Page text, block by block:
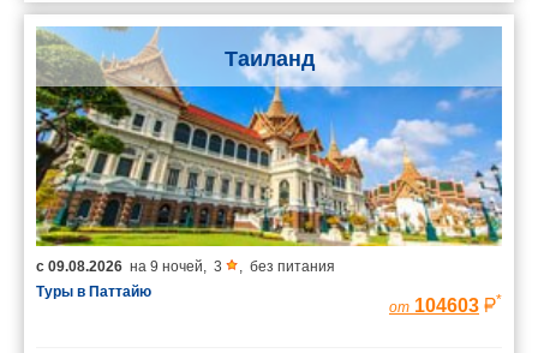
Таиланд
с 09.08.2026 на 9 ночей 3
без питания
Туры в Паттайю
от 104603 *